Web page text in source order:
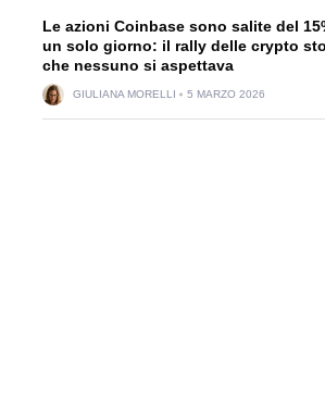
Le azioni Coinbase sono salite del
un solo giorno: il rally delle crypto
che nessuno si aspettava
GIULIANA MORELLI 5 MARZO 2026